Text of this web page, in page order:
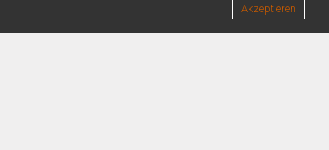
Akzeptieren